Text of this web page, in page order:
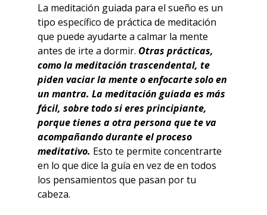
La meditación guiada para el sueño es un
tipo específico de práctica de meditación
que puede ayudarte a calmar la mente
antes de irte a dormir. Otras prácticas,
como la meditación trascendental, te
piden vaciar la mente o enfocarte solo en
un mantra. La meditación guiada es más
fácil, sobre todo si eres principiante,
porque tienes a otra persona que te va
acompañando durante el proceso
meditativo. Esto te permite concentrarte
en lo que dice la guía en vez de en todos
los pensamientos que pasan por tu
cabeza.